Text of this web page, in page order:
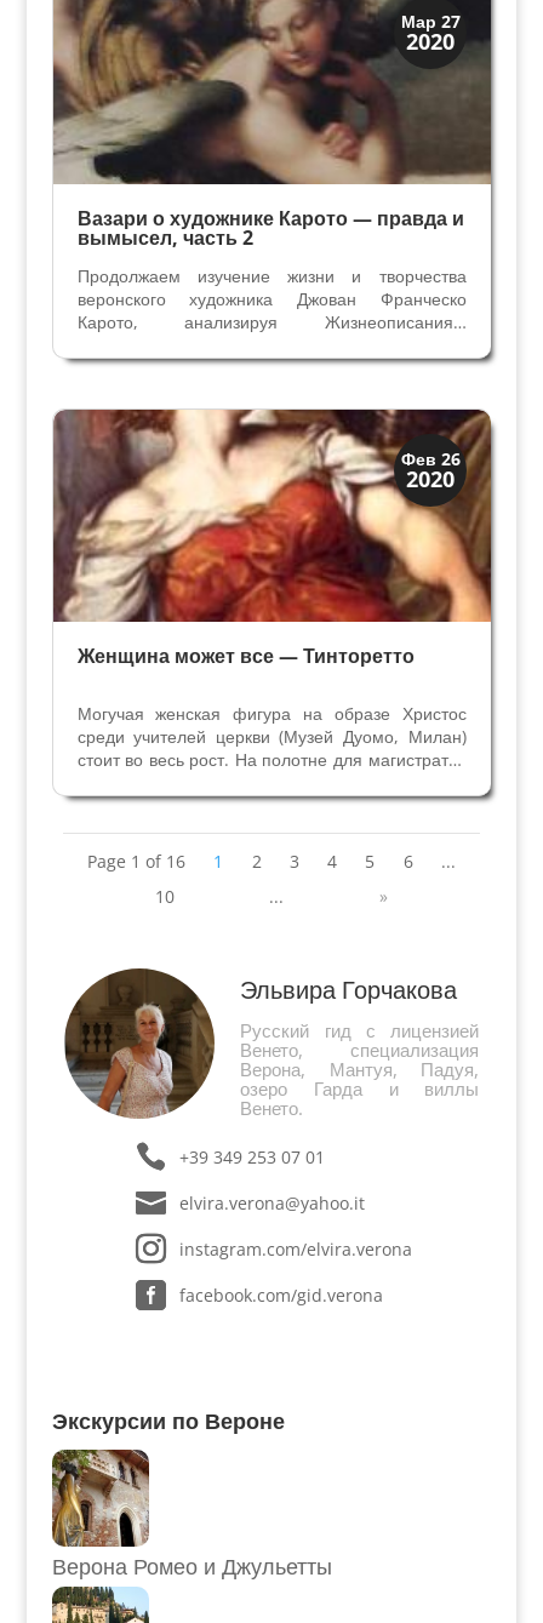
Мар 27
2020
Верона
Веронцы
Вазари о художнике Карото — правда и
вымысел, часть 2
Продолжаем изучение жизни и творчества
веронского художника Джован Франческо
Карото, анализируя Жизнеописания…
Алессандры Дзамперини. Начало читайте в
Работа для маркиза Монферрато Побывав на...
Фев 26
2020
Искусство
Художники
Женщина может все — Тинторетто
Могучая женская фигура на образе Христос
среди учителей церкви (Музей Дуомо, Милан)
стоит во весь рост. На полотне для магистратов
дракона (Галерея Академии Венеции). Обе
картины написаны одним и тем же художником
Тинторетто в...
Page 1 of 16 1 2 3 4 5 6
...
10
... »
Эльвира Горчакова
Русский гид с лицензией
Венето, специализация
Верона, Мантуя, Падуя,
озеро Гарда и виллы
Венето.
+39 349 253 07 01
elvira.verona@yahoo.it
instagram.com/elvira.verona
facebook.com/gid.verona
Экскурсии по Вероне
Верона Ромео и Джульетты